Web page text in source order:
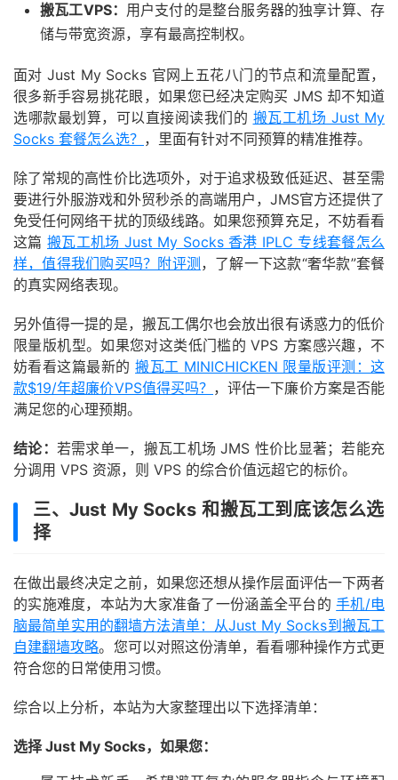
搬瓦工VPS： 用户支付的是整台服务器的独享计算、存
储与带宽资源，享有最高控制权。
面对 Just My Socks 官网上五花八门的节点和流量配置，
很多新手容易挑花眼，如果您已经决定购买 JMS 却不知道
选哪款最划算，可以直接阅读我们的 搬瓦工机场 Just My
Socks 套餐怎么选？ ，里面有针对不同预算的精准推荐。
除了常规的高性价比选项外，对于追求极致低延迟、甚至需
要进行外服游戏和外贸秒杀的高端用户，JMS官方还提供了
免受任何网络干扰的顶级线路。如果您预算充足，不妨看看
这篇 搬瓦工机场 Just My Socks 香港 IPLC 专线套餐怎么
样，值得我们购买吗？附评测 ，了解一下这款“奢华款”套餐
的真实网络表现。
另外值得一提的是，搬瓦工偶尔也会放出很有诱惑力的低价
限量版机型。如果您对这类低门槛的 VPS 方案感兴趣，不
妨看看这篇最新的搬瓦工 MINICHICKEN 限量版评测：这
款$19/年超廉价VPS值得买吗？ ，评估一下廉价方案是否能
满足您的心理预期。
结论： 若需求单一，搬瓦工机场 JMS 性价比显著；若能充
分调用 VPS 资源，则 VPS 的综合价值远超它的标价。
三、Just My Socks 和搬瓦工到底该怎么选
择
在做出最终决定之前，如果您还想从操作层面评估一下两者
的实施难度，本站为大家准备了一份涵盖全平台的手机/电
脑最简单实用的翻墙方法清单：从Just My Socks到搬瓦工
自建翻墙攻略。您可以对照这份清单，看看哪种操作方式更
符合您的日常使用习惯。
综合以上分析，本站为大家整理出以下选择清单：
选择 Just My Socks，如果您：